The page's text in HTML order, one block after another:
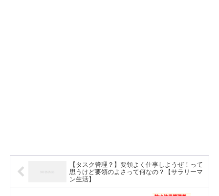
【タスク管理？】要領よく仕事しようぜ！って
思うけど要領のよさって何なの？【サラリーマ
ン生活】